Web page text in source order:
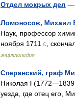
Отдел мокрых дел —
Ломоносов, Михаил
Наук, профессор
ноября 1711 г.,
энциклопедия
Сперанский, граф
Николая I (1772—1839
уезда, где отец его,